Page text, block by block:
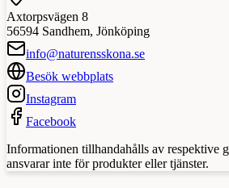
Axtorpsvägen 8
56594 Sandhem, Jönköping
info@naturensskona.se
Besök webbplats
Instagram
Facebook
Informationen tillhandahålls av respektive
ansvarar inte för produkter eller tjänster.